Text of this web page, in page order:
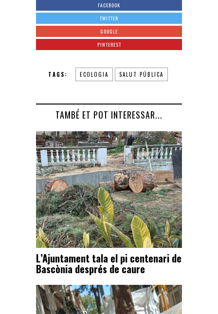
FACEBOOK
TWITTER
GOOGLE
PINTEREST
TAGS: ECOLOGIA SALUT PÚBLICA
TAMBÉ ET POT INTERESSAR...
L’Ajuntament tala el pi centenari de
Bascònia després de caure